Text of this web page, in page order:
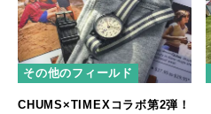
その他のフィールド
CHUMS×TIMEXコラボ第2弾！